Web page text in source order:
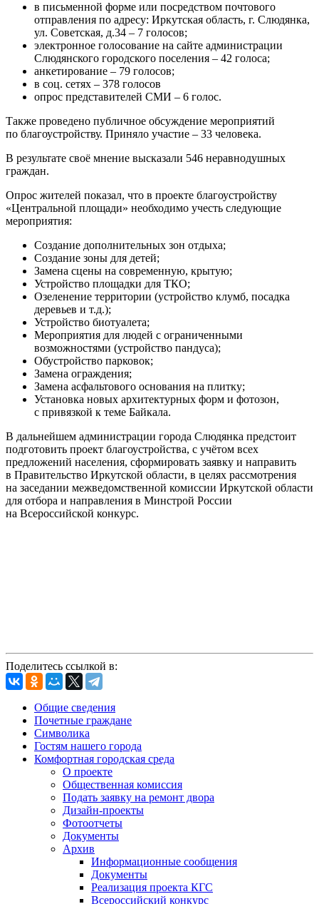
в письменной форме или посредством почтового
отправления по адресу: Иркутская область, г. Слюдянка,
ул. Советская, д.34 – 7 голосов;
электронное голосование на сайте администрации
Слюдянского городского поселения – 42 голоса;
анкетирование – 79 голосов;
в соц. сетях – 378 голосов
опрос представителей СМИ – 6 голос.
Также проведено публичное обсуждение мероприятий
по благоустройству. Приняло участие – 33 человека.
В результате своё мнение высказали 546 неравнодушных
граждан.
Опрос жителей показал, что в проекте благоустройству
«Центральной площади» необходимо учесть следующие
мероприятия:
Создание дополнительных зон отдыха;
Создание зоны для детей;
Замена сцены на современную, крытую;
Устройство площадки для ТКО;
Озеленение территории (устройство клумб, посадка
деревьев и т.д.);
Устройство биотуалета;
Мероприятия для людей с ограниченными
возможностями (устройство пандуса);
Обустройство парковок;
Замена ограждения;
Замена асфальтового основания на плитку;
Установка новых архитектурных форм и фотозон,
с привязкой к теме Байкала.
В дальнейшем администрации города Слюдянка предстоит
подготовить проект благоустройства, с учётом всех
предложений населения, сформировать заявку и направить
в Правительство Иркутской области, в целях рассмотрения
на заседании межведомственной комиссии Иркутской области
для отбора и направления в Минстрой России
на Всероссийской конкурс.
Поделитесь ссылкой в:
Общие сведения
Почетные граждане
Символика
Гостям нашего города
Комфортная городская среда
О проекте
Общественная комиссия
Подать заявку на ремонт двора
Дизайн-проекты
Фотоотчеты
Документы
Архив
Информационные сообщения
Документы
Реализация проекта КГС
Всероссийский конкурс